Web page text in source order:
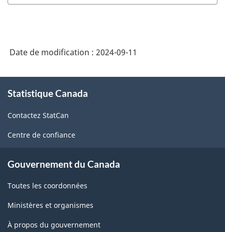
Date de modification : 2024-09-11
propos
ce
site
Statistique Canada
Contactez StatCan
Centre de confiance
Gouvernement du Canada
Toutes les coordonnées
Ministères et organismes
À propos du gouvernement